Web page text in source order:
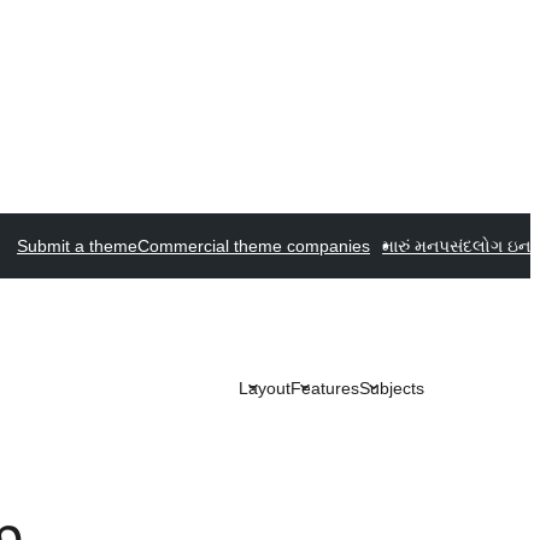
Submit a themeCommercial theme companies મારું મનપસંદલોગ ઇન
LayoutFeaturesSubjects